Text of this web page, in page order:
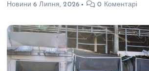
Новини 6 Липня, 2026 0 Коментарі